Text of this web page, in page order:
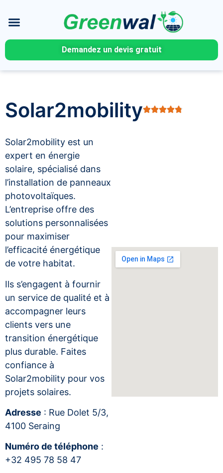
Demandez un devis gratuit
Solar2mobility
Solar2mobility est un
expert en énergie
solaire, spécialisé dans
l’installation de panneaux
photovoltaïques.
L’entreprise offre des
solutions personnalisées
pour maximiser
l’efficacité énergétique
de votre habitat.
Ils s’engagent à fournir
un service de qualité et à
accompagner leurs
clients vers une
transition énergétique
plus durable. Faites
confiance à
Solar2mobility pour vos
projets solaires.
Adresse : Rue Dolet 5/3,
4100 Seraing
Numéro de téléphone :
+32 495 78 58 47